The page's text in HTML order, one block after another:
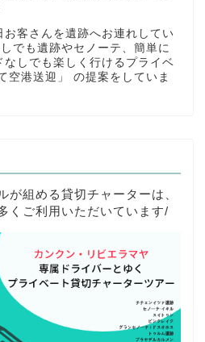
お客さんを遺跡へお連れしてい
でも遺跡やセノーテ、簡単に
しでも楽しく行けるプライベ
空港送迎」 の提案をしていま
が組める貸切チャーターは、
くご利用いただいています/